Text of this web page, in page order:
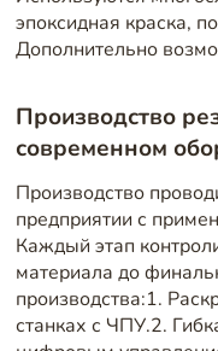
эпоксидная краска,
Дополнительно
Производство
современном
Производство
предприятии с
Каждый этап
материала до
производства:1.
станках с ЧПУ.2.